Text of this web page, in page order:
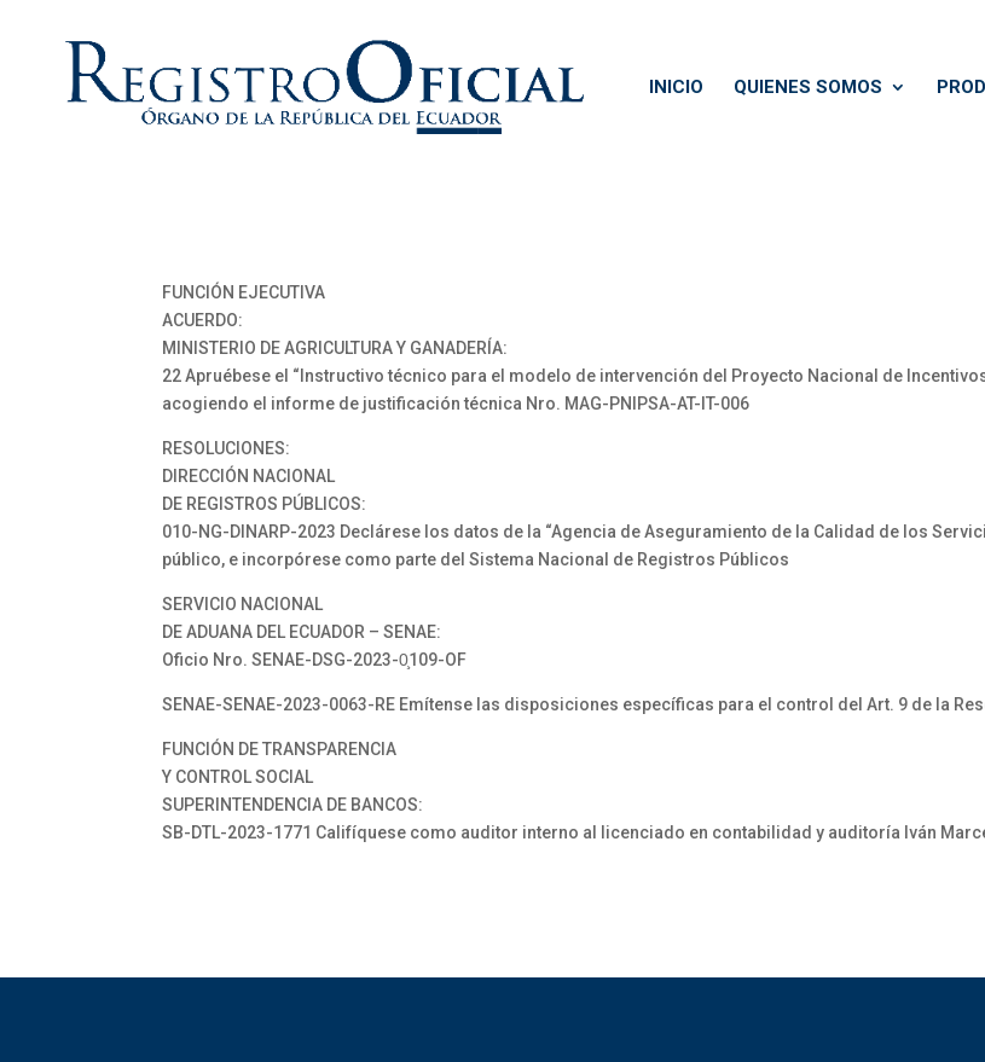
INICIO QUIENES SOMOS
FUNCIÓN EJECUTIVA
ACUERDO:
MINISTERIO DE AGRICULTURA Y GANADERÍA:
22 Apruébese el “Instructivo técnico para el modelo de intervención del Proyecto Nacional de
acogiendo el informe de justificación técnica Nro. MAG-PNIPSA-AT-IT-006
RESOLUCIONES:
DIRECCIÓN NACIONAL
DE REGISTROS PÚBLICOS:
010-NG-DINARP-2023 Declárese los datos de la “Agencia de Aseguramiento de la Calidad de los
público, e incorpórese como parte del Sistema Nacional de Registros Públicos
SERVICIO NACIONAL
DE ADUANA DEL ECUADOR – SENAE:
Oficio Nro. SENAE-DSG-2023-0̧109-OF
SENAE-SENAE-2023-0063-RE Emítense las disposiciones específicas para el control del Art. 9 de la
FUNCIÓN DE TRANSPARENCIA
Y CONTROL SOCIAL
SUPERINTENDENCIA DE BANCOS:
SB-DTL-2023-1771 Califíquese como auditor interno al licenciado en contabilidad y auditoría Iván